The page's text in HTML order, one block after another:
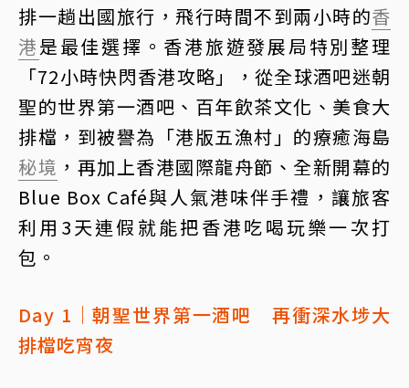
排一趟出國旅行，飛行時間不到兩小時的香
港是最佳選擇。香港旅遊發展局特別整理
「72小時快閃香港攻略」，從全球酒吧迷朝
聖的世界第一酒吧、百年飲茶文化、美食大
排檔，到被譽為「港版五漁村」的療癒海島
秘境 ，再加上香港國際龍舟節、全新開幕的
Blue Box Café與人氣港味伴手禮，讓旅客
利用3天連假就能把香港吃喝玩樂一次打
包。
Day 1｜朝聖世界第一酒吧 再衝深水埗大
排檔吃宵夜